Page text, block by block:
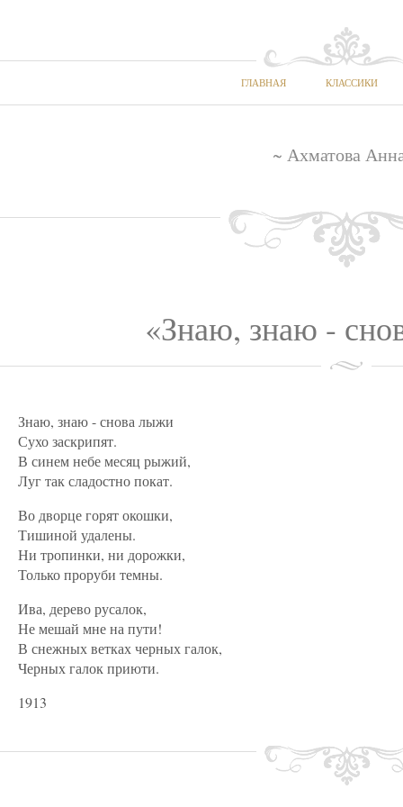
ГЛАВНАЯ КЛАССИКИ
~ Ахматова
«Знаю, знаю -
Знаю, знаю - снова лыжи
Сухо заскрипят.
В синем небе месяц рыжий,
Луг так сладостно покат.
Во дворце горят окошки,
Тишиной удалены.
Ни тропинки, ни дорожки,
Только проруби темны.
Ива, дерево русалок,
Не мешай мне на пути!
В снежных ветках черных галок,
Черных галок приюти.
1913